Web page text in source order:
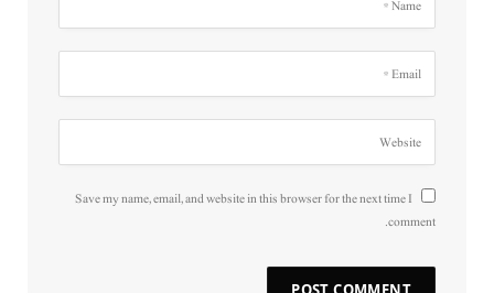
Save my name, email, and website in this browser for the next time I
comment.